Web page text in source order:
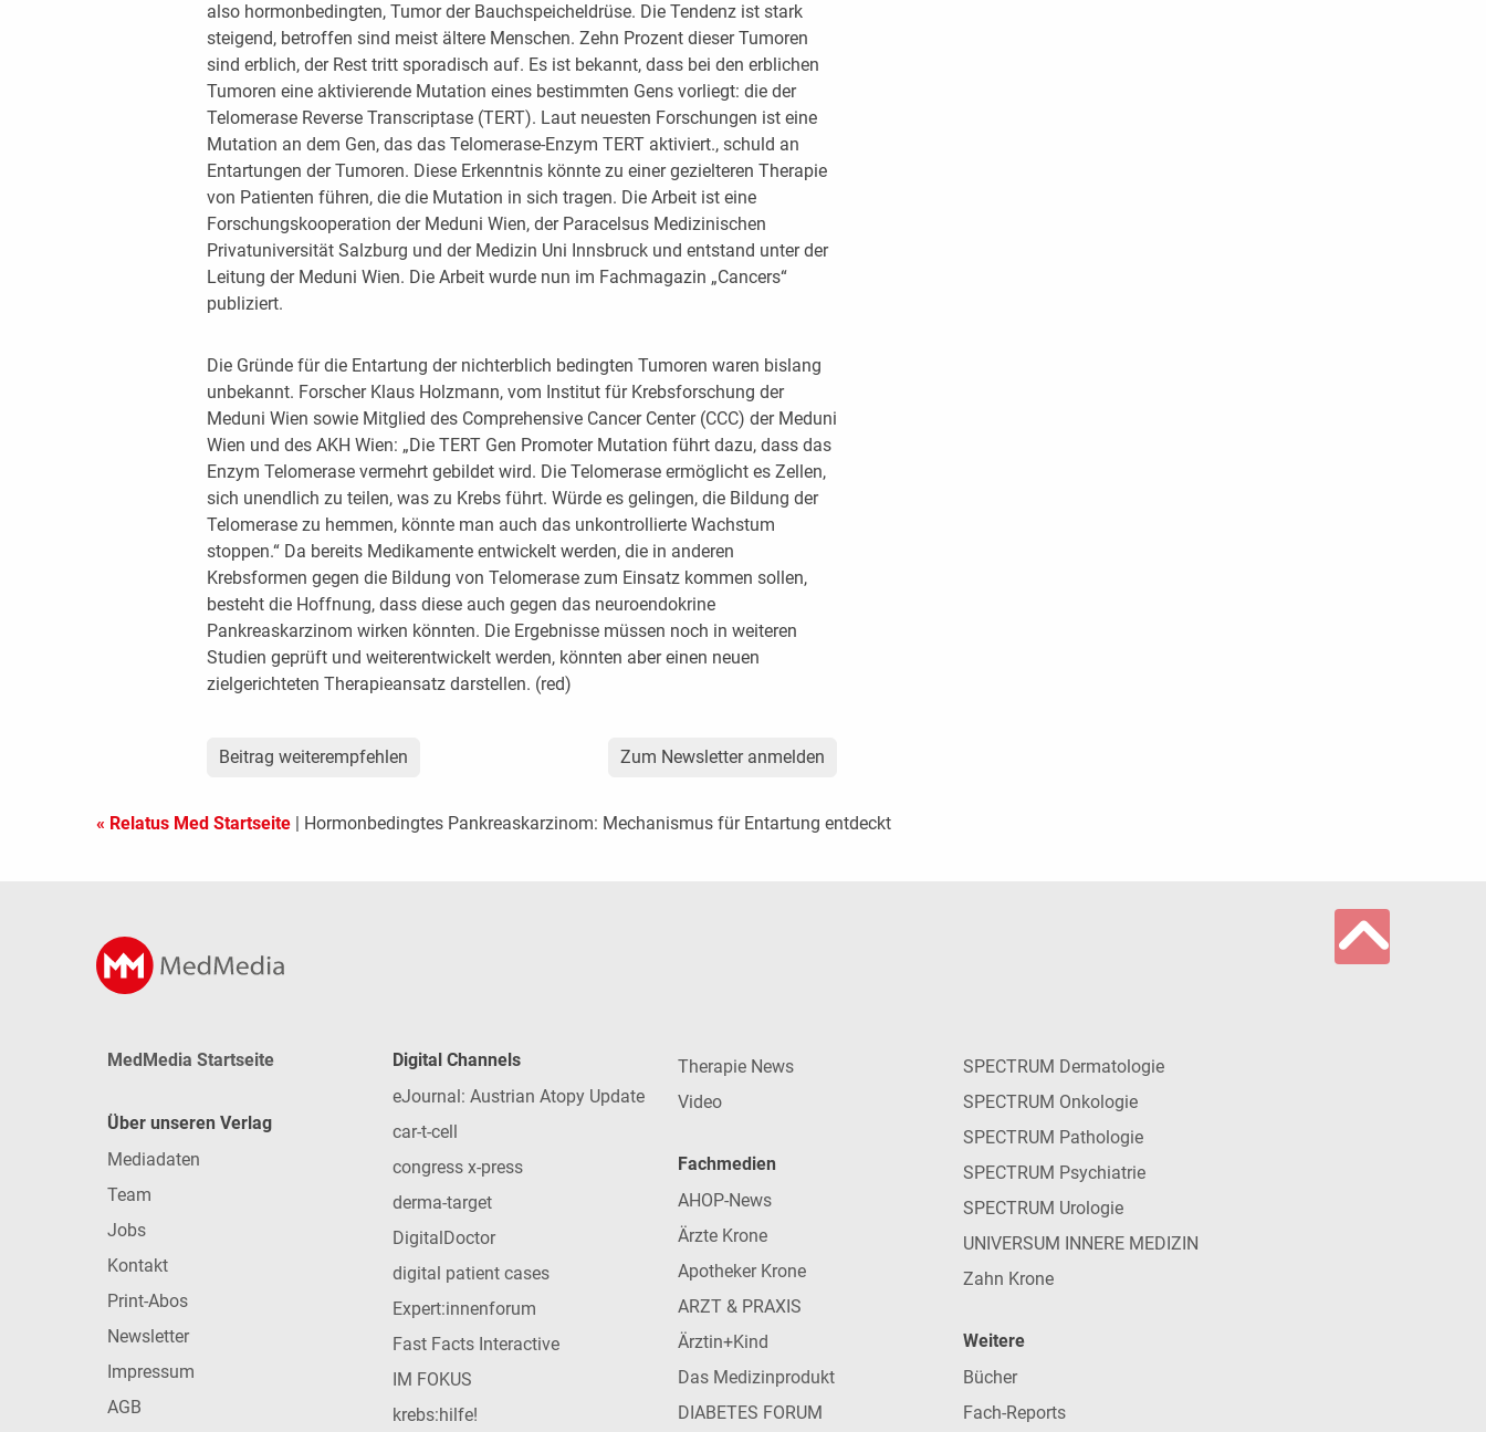
also hormonbedingten, Tumor der Bauchspeicheldrüse. Die Tendenz ist stark
steigend, betroffen sind meist ältere Menschen. Zehn Prozent dieser Tumoren
sind erblich, der Rest tritt sporadisch auf. Es ist bekannt, dass bei den erblichen
Tumoren eine aktivierende Mutation eines bestimmten Gens vorliegt: die der
Telomerase Reverse Transcriptase (TERT). Laut neuesten Forschungen ist eine
Mutation an dem Gen, das das Telomerase-Enzym TERT aktiviert., schuld an
Entartungen der Tumoren. Diese Erkenntnis könnte zu einer gezielteren Therapie
von Patienten führen, die die Mutation in sich tragen. Die Arbeit ist eine
Forschungskooperation der Meduni Wien, der Paracelsus Medizinischen
Privatuniversität Salzburg und der Medizin Uni Innsbruck und entstand unter der
Leitung der Meduni Wien. Die Arbeit wurde nun im Fachmagazin „Cancers“
publiziert.
Die Gründe für die Entartung der nichterblich bedingten Tumoren waren bislang
unbekannt. Forscher Klaus Holzmann, vom Institut für Krebsforschung der
Meduni Wien sowie Mitglied des Comprehensive Cancer Center (CCC) der Meduni
Wien und des AKH Wien: „Die TERT Gen Promoter Mutation führt dazu, dass das
Enzym Telomerase vermehrt gebildet wird. Die Telomerase ermöglicht es Zellen,
sich unendlich zu teilen, was zu Krebs führt. Würde es gelingen, die Bildung der
Telomerase zu hemmen, könnte man auch das unkontrollierte Wachstum
stoppen.“ Da bereits Medikamente entwickelt werden, die in anderen
Krebsformen gegen die Bildung von Telomerase zum Einsatz kommen sollen,
besteht die Hoffnung, dass diese auch gegen das neuroendokrine
Pankreaskarzinom wirken könnten. Die Ergebnisse müssen noch in weiteren
Studien geprüft und weiterentwickelt werden, könnten aber einen neuen
zielgerichteten Therapieansatz darstellen. (red)
Beitrag weiterempfehlen Zum Newsletter anmelden
« Relatus Med Startseite | Hormonbedingtes Pankreaskarzinom: Mechanismus für Entartung entdeckt
MedMedia Startseite
Über unseren Verlag
Mediadaten
Team
Jobs
Kontakt
Print-Abos
Newsletter
Impressum
AGB
Digital Channels
eJournal: Austrian Atopy Update
car-t-cell
congress x-press
derma-target
DigitalDoctor
digital patient cases
Expert:innenforum
Fast Facts Interactive
IM FOKUS
krebs:hilfe!
Therapie News
Video
Fachmedien
AHOP-News
Ärzte Krone
Apotheker Krone
ARZT & PRAXIS
Ärztin+Kind
Das Medizinprodukt
DIABETES FORUM
SPECTRUM Dermatologie
SPECTRUM Onkologie
SPECTRUM Pathologie
SPECTRUM Psychiatrie
SPECTRUM Urologie
UNIVERSUM INNERE MEDIZIN
Zahn Krone
Weitere
Bücher
Fach-Reports